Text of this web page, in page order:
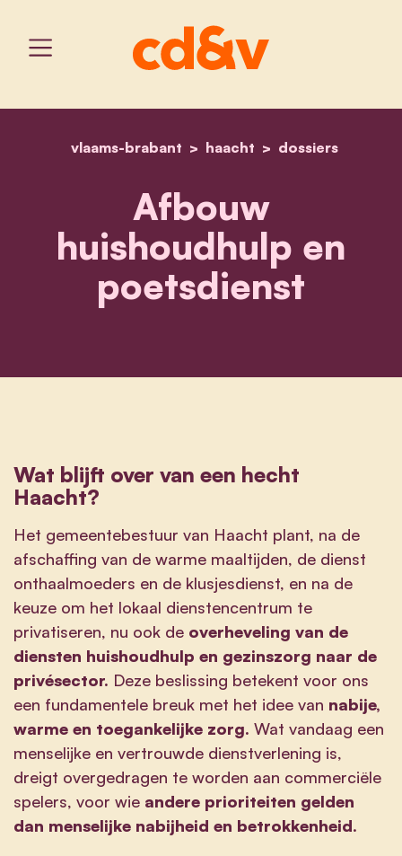
home
vlaams-brabant haacht dossiers
afbouw huishoudhulp
Afbouw
huishoudhulp en
poetsdienst
Wat blijft over van een hecht
Haacht?
Het gemeentebestuur van Haacht plant, na de
afschaffing van de warme maaltijden, de dienst
onthaalmoeders en de klusjesdienst, en na de
keuze om het lokaal dienstencentrum te
privatiseren, nu ook de overheveling van de
diensten huishoudhulp en gezinszorg naar de
privésector. Deze beslissing betekent voor ons
een fundamentele breuk met het idee van nabije,
warme en toegankelijke zorg. Wat vandaag een
menselijke en vertrouwde dienstverlening is,
dreigt overgedragen te worden aan commerciële
spelers, voor wie andere prioriteiten gelden
dan menselijke nabijheid en betrokkenheid.